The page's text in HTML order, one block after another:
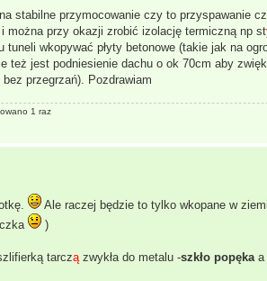
stabilne przymocowanie czy to przyspawanie
można przy okazji zrobić izolację termiczną np st
wkopywać płyty betonowe (takie jak na
też jest podniesienie dachu o ok 70cm aby
przegrzań). Pozdrawiam
1 raz
Ale raczej będzie to tylko wkopane w
)
tarczązwykła do metalu -szkło popękaa